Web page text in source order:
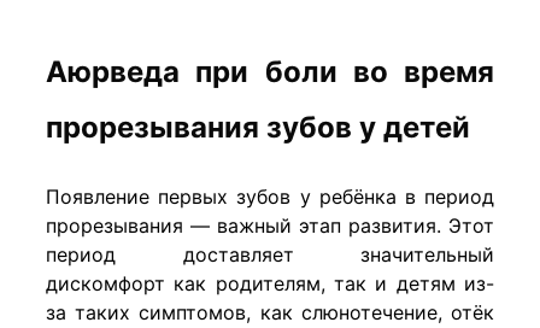
Аюрведа при боли во время
прорезывания зубов у детей
Появление первых зубов у ребёнка в период
прорезывания — важный этап развития. Этот
период доставляет значительный
дискомфорт как родителям, так и детям из-
за таких симптомов, как слюнотечение, отёк